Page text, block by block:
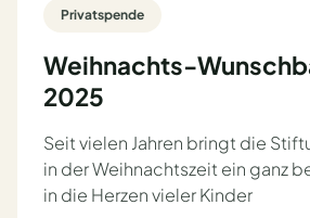
Privatspende
Weihnachts-
2025
Seit vielen Jahren bringt die
in der Weihnachtszeit ein ganz
in die Herzen vieler Kinder